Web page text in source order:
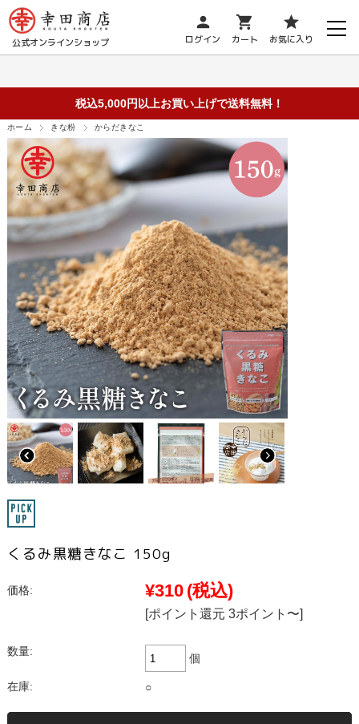
公式オンラインショップ
person
ログイン
shopping_cart
カート
star
お気に入り
税込5,000円以上お買い上げで送料無料！
ホーム きな粉 からだきなこ
くるみ黒糖きなこ 150g
価格: ¥310 (税込)
[ポイント還元 3ポイント〜]
数量:
個
在庫: ○